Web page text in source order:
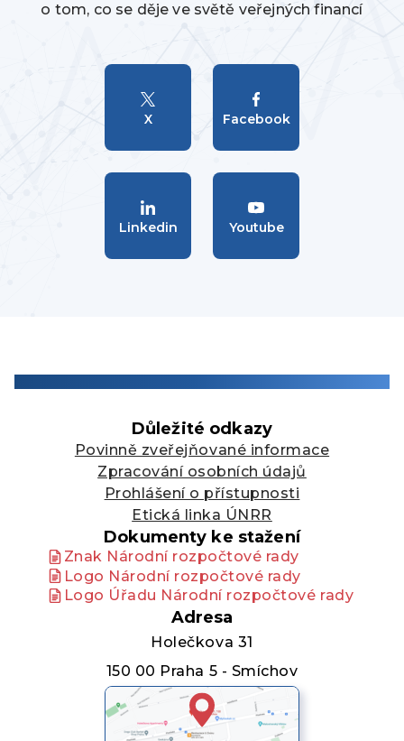
o tom, co se děje ve světě veřejných financí
X Facebook
Linkedin Youtube
Důležité odkazy
Povinně zveřejňované informace
Zpracování osobních údajů
Prohlášení o přístupnosti
Etická linka ÚNRR
Dokumenty ke stažení
Znak Národní rozpočtové rady
Logo Národní rozpočtové rady
Logo Úřadu Národní rozpočtové rady
Adresa
Holečkova 31
150 00 Praha 5 - Smíchov